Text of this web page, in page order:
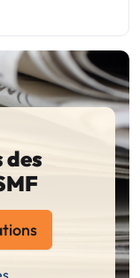
des